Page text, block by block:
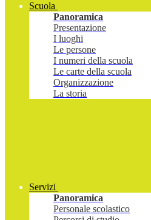
Scuola
Panoramica
Presentazione
I luoghi
Le persone
I numeri della scuola
Le carte della scuola
Organizzazione
La storia
Servizi
Panoramica
Personale scolastico